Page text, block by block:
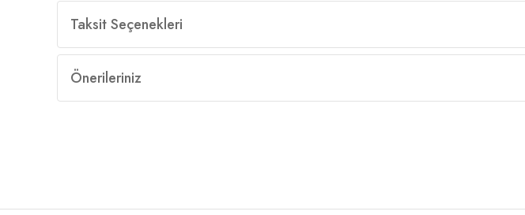
Taksit Seçenekleri
Önerileriniz